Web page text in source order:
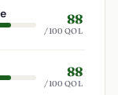
88
/100 QOL
88
/100 QOL